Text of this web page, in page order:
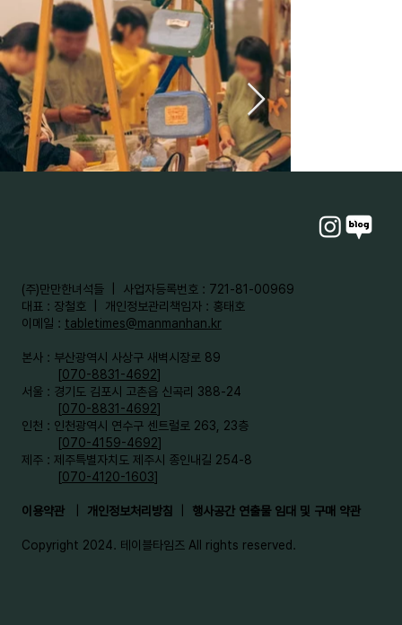
​(주)만만한녀석들 | 사업자등록번호 : 721-81-00969
대표 : 장철호 | 개인정보관리책임자 : 홍태호
이메일 : tabletimes@manmanhan.kr
본사 : 부산광역시 사상구 새벽시장로 89
[070-8831-4692]
서울 : 경기도 김포시 고촌읍 신곡리 388-24
[070-8831-4692]
인천 : 인천광역시 연수구 센트럴로 263, 23층
[070-4159-4692]​
제주 : 제주특별자치도 제주시 종인내길 254-8
[070-4120-1603]
이용약관 개인정보처리방침 행사공간 연출물 임대 및 구매 약관
Copyright 2024. 테이블타임즈 All rights reserved.